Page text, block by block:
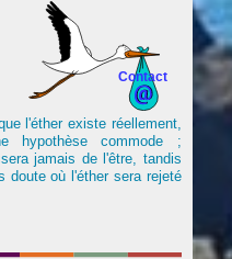
Contact
l'éther existe réellement,
hypothèse commode ;
jamais de l'être, tandis
doute où l'éther sera rejeté